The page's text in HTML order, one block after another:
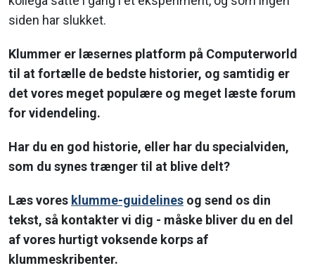
siden har slukket.
Klummer er læsernes platform på Computerworld
til at fortælle de bedste historier, og samtidig er
det vores meget populære og meget læste forum
for videndeling.
Har du en god historie, eller har du specialviden,
som du synes trænger til at blive delt?
Læs vores klumme-guidelines og send os din
tekst, så kontakter vi dig - måske bliver du en del
af vores hurtigt voksende korps af
klummeskribenter.